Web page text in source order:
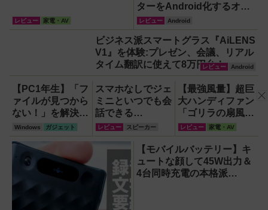
レビュー 家電・AV
ターをAndroid化するオッ
トキャスト「OTTOAIBOX
P3 Pro」を試してみた結果
レビュー Android
ビジネス派スマートグラス『AiLENS
V1』を体験:プレゼン、会議、リアル
タイム翻訳に使えて8万円台！
レビュー Android
【PC1年生】「フ
ァイルが見つから
ない！」を解決す
る方法
【OneDrive対
応・2026年最新
版】
Windows ガジェット
スマホなしでジェ
ミニといつでも会
話できる
『Google Home
スピーカー』で未
来がわが家にやっ
てきた！【なぜな
ぜ期対策にも】
レビュー スピーカー
【最強風量】超巨
大ハンディファン
「ゴリラの扇風
機」レビュー！直
径16.5cmの巨大
ファンで想像以上
の涼しさを体感
レビュー 家電・AV
【モバイルバッテリー】キ
ュートな顔して45W出力＆
4台同時充電の本格派